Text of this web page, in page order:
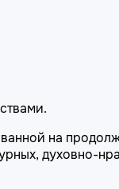
на
духовно-